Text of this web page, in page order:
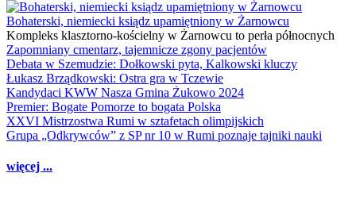
Bohaterski, niemiecki ksiądz upamiętniony w Żarnowcu
Kompleks klasztorno-kościelny w Żarnowcu to perła północnych
Zapomniany cmentarz, tajemnicze zgony pacjentów
Debata w Szemudzie: Dołkowski pyta, Kalkowski kluczy
Łukasz Brządkowski: Ostra gra w Tczewie
Kandydaci KWW Nasza Gmina Żukowo 2024
Premier: Bogate Pomorze to bogata Polska
XXVI Mistrzostwa Rumi w sztafetach olimpijskich
Grupa „Odkrywców” z SP nr 10 w Rumi poznaje tajniki nauki
więcej ...